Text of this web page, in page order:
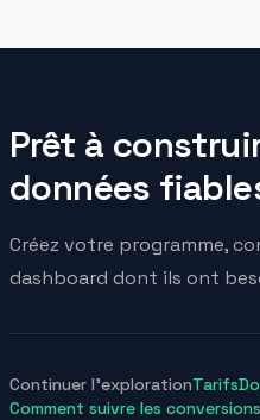
Prêt à
données
Créez votre programme,
dashboard dont ils ont
Continuer l’explorationTarifs
Comment suivre les